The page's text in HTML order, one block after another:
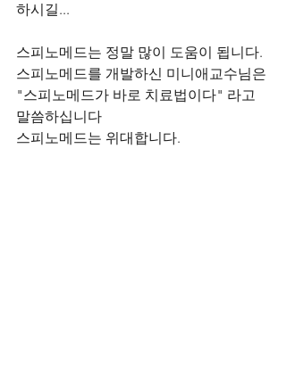
하시길...
스피노메드는 정말 많이 도움이 됩니다.
스피노메드를 개발하신 미니애교수님은
"스피노메드가 바로 치료법이다" 라고
말씀하십니다
스피노메드는 위대합니다.